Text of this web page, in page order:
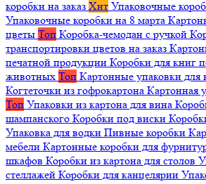
коробки на заказ Хит Упаковочные
Упаковочные коробки на 8 марта
цветы Топ Коробка-чемодан с ручкой
транспортировки цветов на заказ
печатной продукции Коробки для книг
животных Топ Картонные упаковки для
Когтеточки из гофрокартона Картонная
Топ Упаковки из картона для вина
шампанского Коробки под виски
Упаковка для водки Пивные коробки
мебели Картонные коробки для
шкафов Коробки из картона для столов
стеллажей Коробки для канцелярии